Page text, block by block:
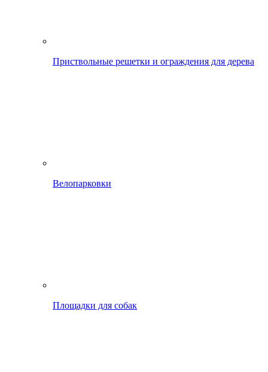
Приствольные решетки и ограждения для дерева
Велопарковки
Площадки для собак